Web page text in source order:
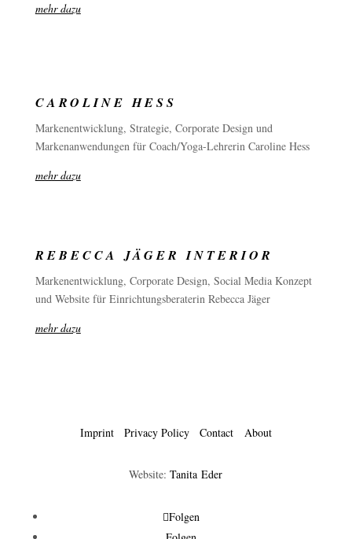
mehr dazu
CAROLINE HESS
Markenentwicklung, Strategie, Corporate Design und
Markenanwendungen für Coach/Yoga-Lehrerin Caroline Hess
mehr dazu
REBECCA JÄGER INTERIOR
Markenentwicklung, Corporate Design, Social Media Konzept
und Website für Einrichtungsberaterin Rebecca Jäger
mehr dazu
Imprint Privacy Policy Contact About
Website:Tanita Eder
Folgen